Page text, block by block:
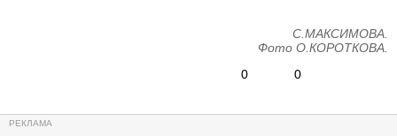
С.МАКСИМОВА.
Фото О.КОРОТКОВА.
0
0